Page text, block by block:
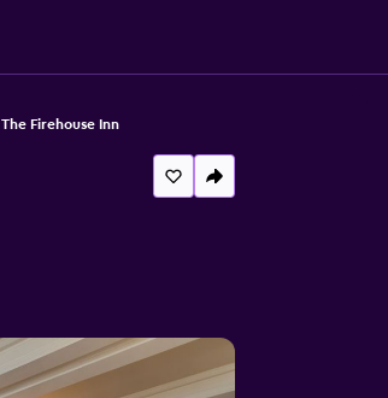
The Firehouse Inn